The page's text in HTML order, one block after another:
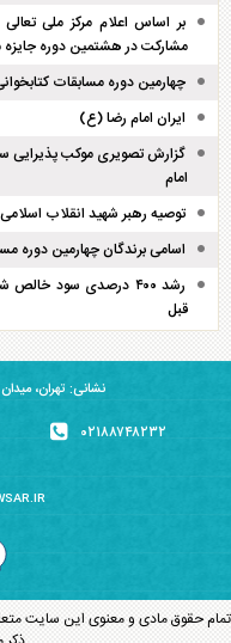
بر اساس اعلام مرکز ملی
مشارکت در هشتمین دوره
چهارمین دوره مسابقات
ایران امام رضا (ع)
گزارش تصویری موکب پذیرایی
امام
توصیه رهبر شهید انقلاب
اسامی برندگان چهارمین دوره
رشد ۴۰۰ درصدی سود
قبل
نشانی: تهران،
۰۲۱۸۸۷۴۸۲۳۲
تمام حقوق مادی و معنوی این سایت